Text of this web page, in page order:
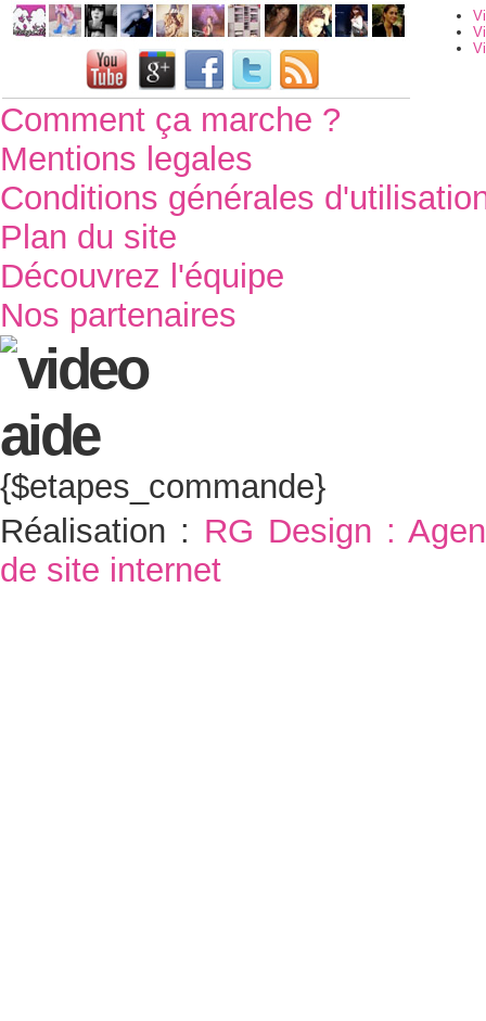
Comment ça marche ?
Mentions legales
Conditions générales
Plan du site
Découvrez l'équipe
Nos partenaires
{$etapes_commande}
Réalisation : RG Design :
de site internet